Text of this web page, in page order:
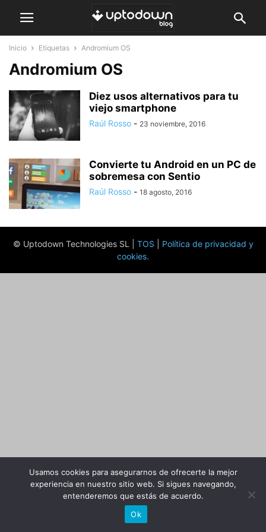
Inicio Etiquetas Andromium OS
Andromium OS
Diez usos alternativos para tu
viejo smartphone
Raúl Rosso - 23 noviembre, 2016
Convierte tu Android en un PC de
sobremesa con Sentio
Raúl Rosso - 18 agosto, 2016
© Uptodown Technologies SL | TOS
Política de privacidad y
cookies.
Usamos cookies para asegurarnos de ofrecerte la mejor
experiencia en nuestro sitio web. Si sigues navegando,
entenderemos que estás de acuerdo.
Ok